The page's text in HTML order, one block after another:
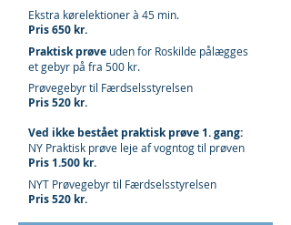
Ekstra kørelektioner à 45 min.
Pris 650 kr.
Praktisk prøve uden for Roskilde pålægges
et gebyr på fra 500 kr.
Prøvegebyr til Færdselsstyrelsen
Pris 520 kr.
Ved ikke bestået praktisk prøve 1. gang:
NY Praktisk prøve leje af vogntog til prøven
Pris 1.500 kr.
NYT Prøvegebyr til Færdselsstyrelsen
Pris 520 kr.